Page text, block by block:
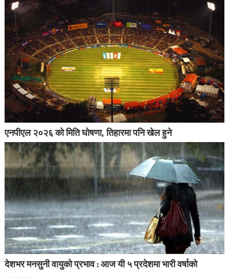
एनपीएल २०२६ को मिति घोषणा, तिहारमा पनि खेल हुने
देशभर मनसुनी वायुको प्रभाव : आज यी ५ प्रदेशमा भारी वर्षाको